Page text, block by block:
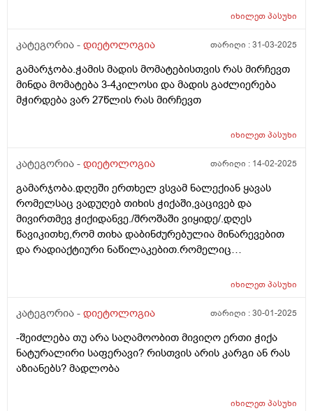
იხილეთპასუხი
კატეგორია - დიეტოლოგია თარიღი :31-03-2025
გამარჯობა.ჭამის მადის მომატებისთვის რას მირჩევთ
მინდა მომატება 3-4კილოსი და მადის გაძლიერება
მჭირდება ვარ 27წლის რას მირჩევთ
იხილეთპასუხი
კატეგორია - დიეტოლოგია თარიღი : 14-02-2025
გამარჯობა.დღეში ერთხელ ვსვამ ნალექიან ყავას
რომელსაც ვადუღებ თიხის ჭიქაში,ვაცივებ და
მივირთმევ ჭიქიდანვე./შროშაში ვიყიდე/.დღეს
წავიკითხე,რომ თიხა დაბინძურებულია მინარევებით
და რადიაქტიური ნაწილაკებით.რომელიც
თიხაში.მაინტერესებს,არასწორად ვიქცევი? ან მავნებს
დალევა? მადლობა.
იხილეთპასუხი
კატეგორია - დიეტოლოგია თარიღი :30-01-2025
-შეიძლება თუ არა საღამოობით მივიღო ერთი ჭიქა
ნატურალირი საფერავი? რისთვის არის კარგი ან რას
აზიანებს? მადლობა
იხილეთპასუხი